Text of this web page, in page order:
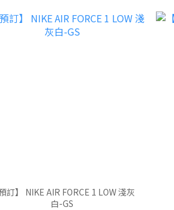
預訂】 NIKE AIR FORCE 1 LOW 淺灰
白-GS